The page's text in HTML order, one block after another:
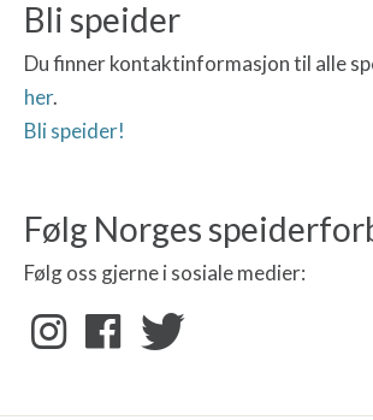
Bli speider
Du finner kontaktinformasjon til alle
her.
Bli speider!
Følg Norges
Følg oss gjerne i sosiale medier: